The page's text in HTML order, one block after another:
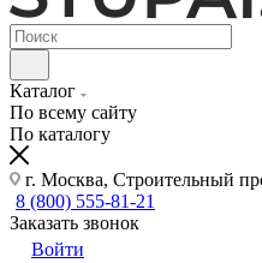
Каталог
По всему сайту
По каталогу
г. Москва, Строительный
8 (800) 555-81-21
Заказать звонок
Войти